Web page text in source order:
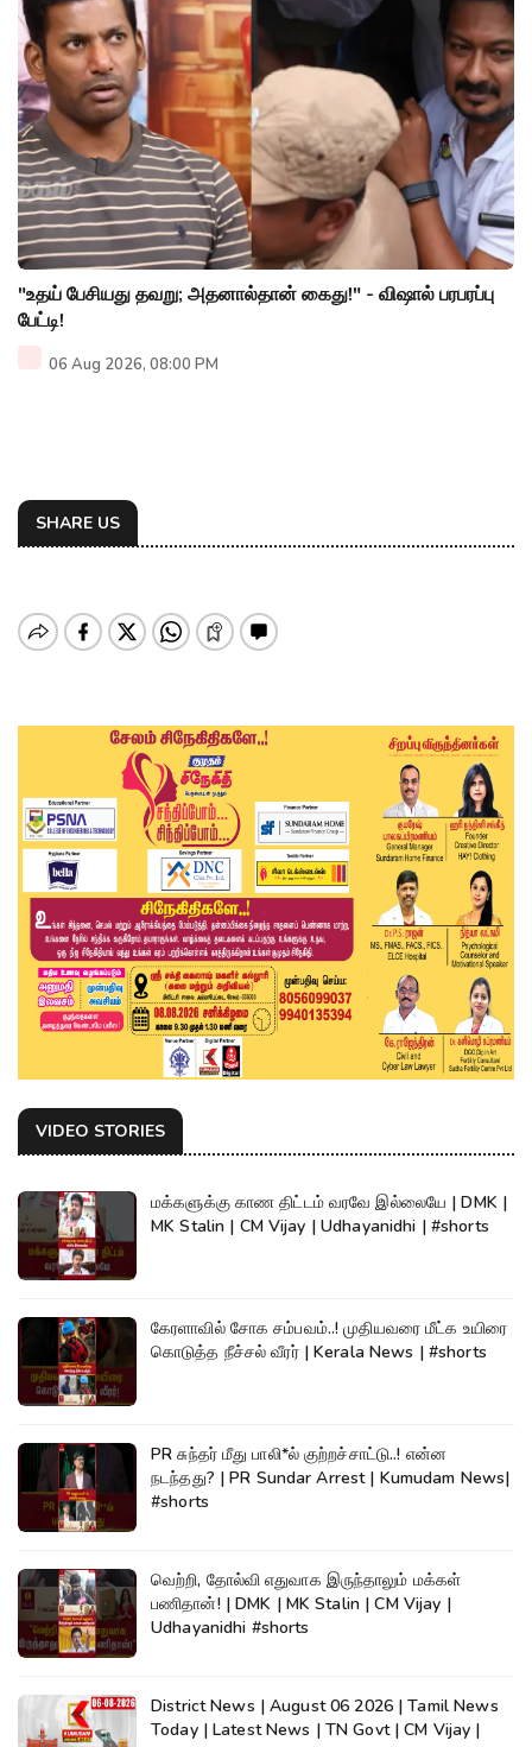
"உதய் பேசியது தவறு; அதனால்தான் கைது!" - விஷால் பரபரப்பு
பேட்டி!
06 Aug 2026, 08:00 PM
SHARE US
VIDEO STORIES
மக்களுக்கு காண திட்டம் வரவே இல்லையே | DMK |
MK Stalin | CM Vijay | Udhayanidhi | #shorts
கேரளாவில் சோக சம்பவம்..! முதியவரை மீட்க உயிரை
கொடுத்த நீச்சல் வீரர் | Kerala News | #shorts
PR சுந்தர் மீது பாலி*ல் குற்றச்சாட்டு..! என்ன
நடந்தது? | PR Sundar Arrest | Kumudam News|
#shorts
வெற்றி, தோல்வி எதுவாக இருந்தாலும் மக்கள்
பணிதான்! | DMK | MK Stalin | CM Vijay |
Udhayanidhi #shorts
District News | August 06 2026 | Tamil News
Today | Latest News | TN Govt | CM Vijay |